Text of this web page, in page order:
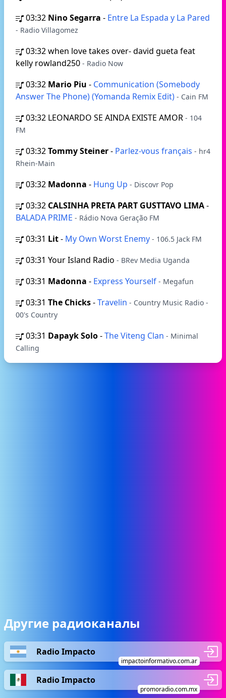
03:32 Nino Segarra - Entre La Espada y La Pared
- Radio Villagomez
03:32when love takes over- david gueta feat
kelly rowland250 - Radio Now
03:32 Mario Piu - Communication (Somebody
Answer The Phone) (Yomanda Remix Edit) - Cain FM
03:32 LEONARDO SE AINDA EXISTE AMOR - 104
FM
03:32Tommy Steiner- Parlez-vous français - hr4
Rhein-Main
03:32 Madonna - Hung Up - Discovr Pop
03:32 CALSINHA PRETA PART GUSTTAVO LIMA-
BALADA PRIME - Rádio Nova Geração FM
03:31 Lit- My Own Worst Enemy - 106.5 Jack FM
03:31 Your Island Radio - BRev Media Uganda
03:31 Madonna - Express Yourself - Megafun
03:31 The Chicks-Travelin - Country Music Radio -
00's Country
03:31 Dapayk Solo-The Viteng Clan - Minimal
Calling
Другие радиоканалы
Radio Impacto
impactoinformativo.com.ar
Radio Impacto
promoradio.com.mx